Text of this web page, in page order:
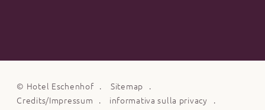
© Hotel Eschenhof
Sitemap
Credits/Impressum
informativa sulla privacy